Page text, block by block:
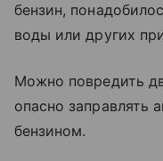
бензин,
воды или других
Можно повредить
опасно заправлять
бензином.